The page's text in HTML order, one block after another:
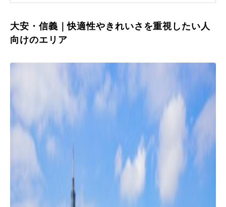
大安・信義｜快適性やきれいさを重視したい人
向けのエリア